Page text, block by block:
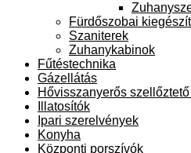
Fürdőszobai
Szaniterek
Zuhanykabinok
Fűtéstechnika
Gázellátás
Hővisszanyerős
Illatosítók
Ipari szerelvények
Konyha
Központi porszívók